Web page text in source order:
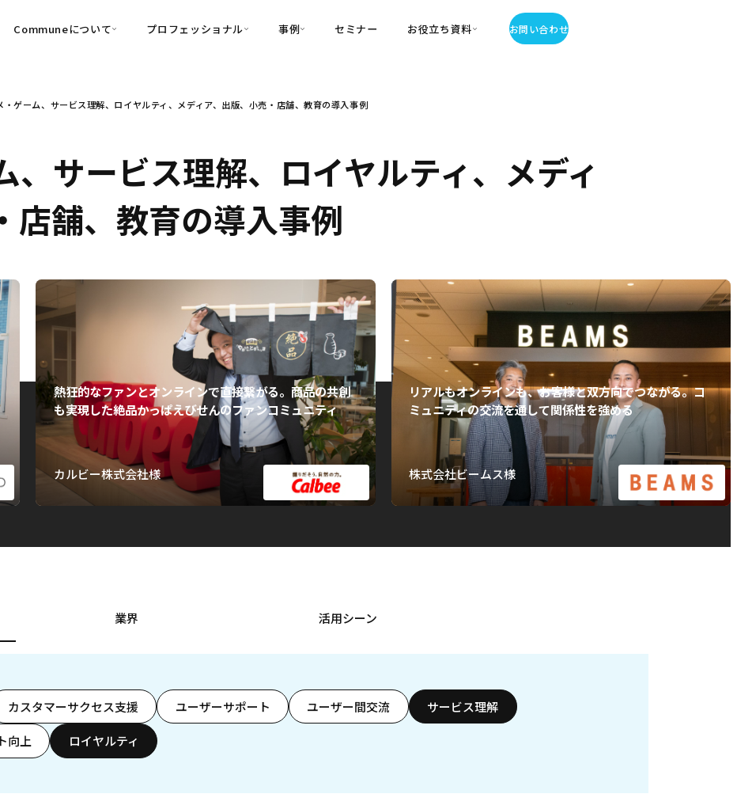
Communeについて
可視化
育成
・Commune Voice ・Commune Navigator
信頼を醸成する信頼起点経営基盤
・Commune CRM（旧：
SuccessHub）
・Commune for Work
プロフェッショナル
・Customer-Led Growth
事例
導入事例
セミナー お役立ち資料 お問い合わせ
・ゲーム、サービス理解、ロイヤルティ、メディア、出版、小売・店舗、教育の導入事例
、サービス理解、ロイヤルティ、メディ
店舗、教育の導入事例
熱狂的なファンとオンラインで直接繋がる。商品の共創
も実現した絶品かっぱえびせんのファンコミュニティ
カルビー株式会社様
リアルもオンラインも、お客様と双方向でつながる。コ
ミュニティの交流を通して関係性を強める
株式会社ビームス様
業界 活用シーン
カスタマーサクセス支援 ユーザーサポート ユーザー間交流 サービス理解
向上 ロイヤルティ